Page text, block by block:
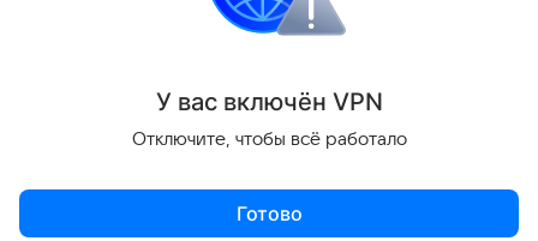
не является индивидуальной инвестиционной
У вас включён VPN
Отключите, чтобы всё работало
Готово